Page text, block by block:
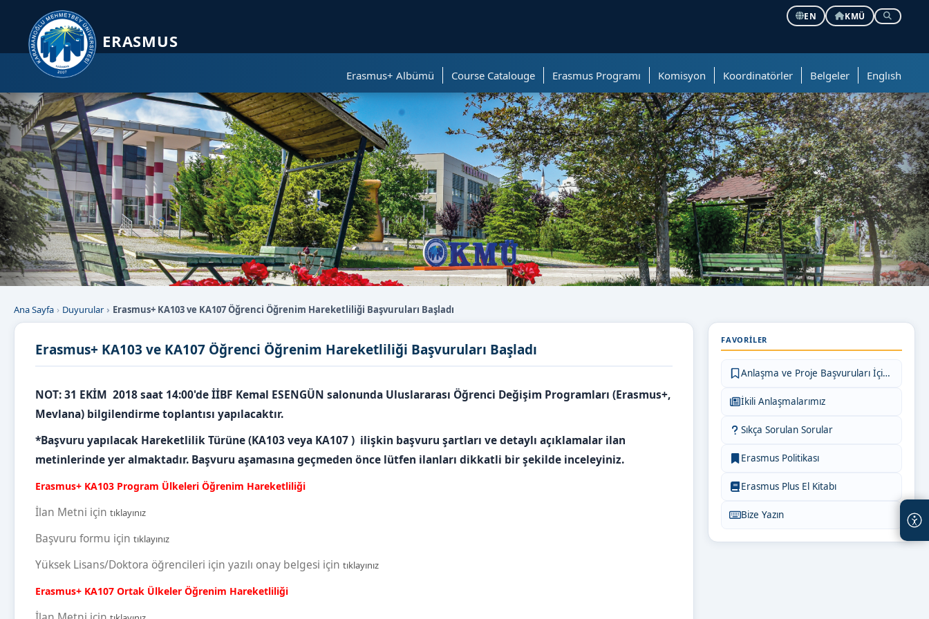
EN
KMÜ
ERASMUS
Erasmus+ Albümü Course Catalouge Erasmus Programı Komisyon Koordinatörler Belgeler Englısh
Ana Sayfa Duyurular Erasmus+ KA103 ve KA107 Öğrenci Öğrenim Hareketliliği Başvuruları Başladı
Erasmus+ KA103 ve KA107 Öğrenci Öğrenim Hareketliliği Başvuruları Başladı
NOT: 31 EKİM 2018 saat 14:00'de İİBF Kemal ESENGÜN salonunda Uluslararası Öğrenci Değişim Programları (Erasmus+,
Mevlana) bilgilendirme toplantısı yapılacaktır.
*Başvuru yapılacak Hareketlilik Türüne (KA103 veya KA107 ) ilişkin başvuru şartları ve detaylı açıklamalar ilan
metinlerinde yer almaktadır. Başvuru aşamasına geçmeden önce lütfen ilanları dikkatli bir şekilde inceleyiniz.
Erasmus+ KA103 Program Ülkeleri Öğrenim Hareketliliği
İlan Metni için tıklayınız
Başvuru formu için tıklayınız
Yüksek Lisans/Doktora öğrencileri için yazılı onay belgesi için tıklayınız
Erasmus+ KA107 Ortak Ülkeler Öğrenim Hareketliliği
FAVORILER
Anlaşma ve Proje Başvuruları İçin Bilgiler
İkili Anlaşmalarımız
Sıkça Sorulan Sorular
Erasmus Politikası
Erasmus Plus El Kitabı
Bize Yazın